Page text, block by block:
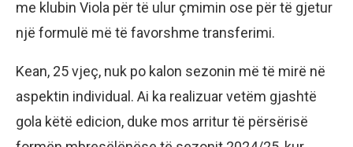
me klubin Viola për të ulur çmimin ose për të gjetur
një formulë më të favorshme transferimi.
Kean, 25 vjeç, nuk po kalon sezonin më të mirë në
aspektin individual. Ai ka realizuar vetëm gjashtë
gola këtë edicion, duke mos arritur të përsërisë